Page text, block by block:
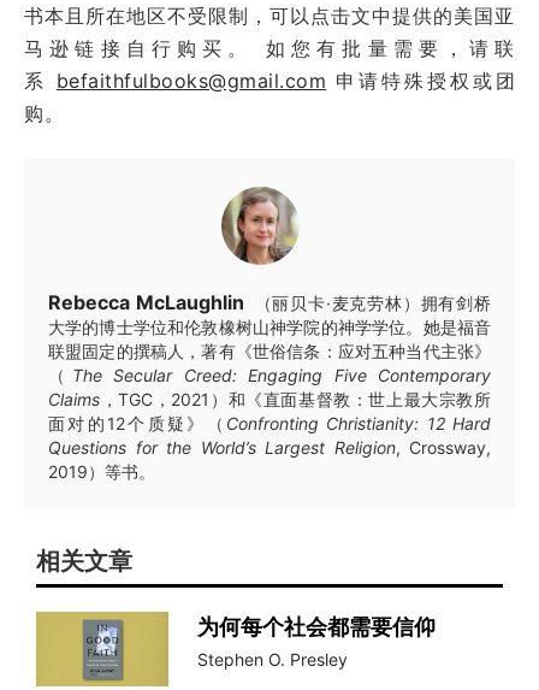
书本且所在地区不受限制，可以点击文中提供的美国亚
马逊链接自行购买。 如您有批量需要，请联
系 befaithfulbooks@gmail.com 申请特殊授权或团
购。
Rebecca McLaughlin
（丽贝卡·麦克劳林）拥有剑桥
大学的博士学位和伦敦橡树山神学院的神学学位。她是福音
联盟固定的撰稿人，著有《世俗信条：应对五种当代主张》
（ The Secular Creed: Engaging Five Contemporary
Claims ，TGC，2021）和《直面基督教：世上最大宗教所
面对的12个质疑》（ Confronting Christianity: 12 Hard
Questions for the World’s Largest Religion, Crossway,
2019）等书。
相关文章
为何每个社会都需要信仰
Stephen O. Presley